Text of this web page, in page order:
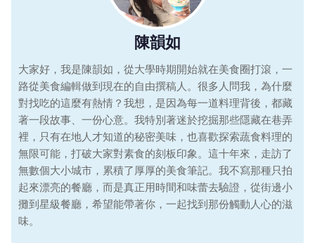
陳韻如
大家好，我是陳韻如，從大學時期開始就在美食圈打滾，一
路從美食編輯做到現在的自由撰稿人。很多人問我，為什麼
對找吃的這麼有熱情？我想，是因為每一道料理背後，都藏
著一段故事、一份心意。我特別著迷於挖掘那些隱藏在巷弄
裡，只有在地人才知道的秘密美味，也喜歡探索蔬食料理的
無限可能，打破大家對素食的刻板印象。這十年來，走訪了
無數個大小城市，累積了厚厚的美食筆記。我不寫那種只拍
起來漂亮的餐廳，而是真正用時間和味蕾去驗證，從街邊小
攤到星級餐廳，希望能帶著你，一起找到那份觸動人心的滋
味。